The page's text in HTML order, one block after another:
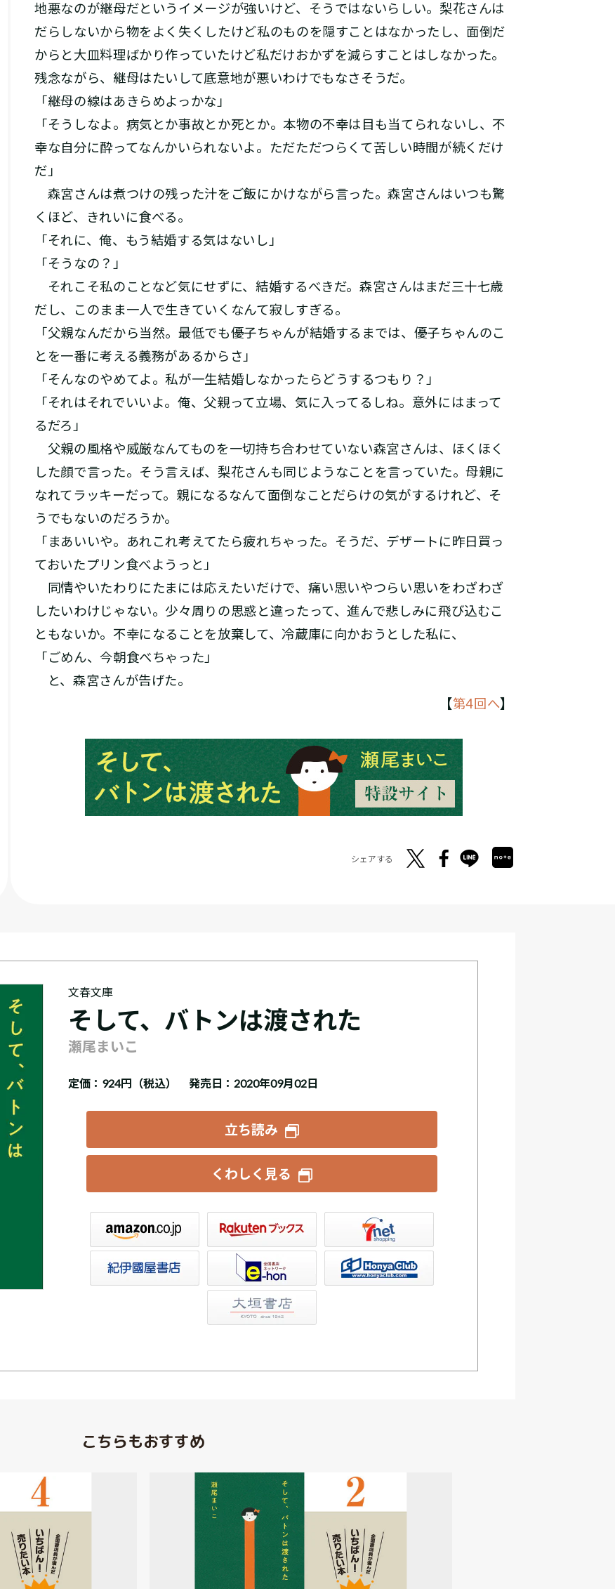
地悪なのが継母だというイメージが強いけど、そうではないらしい。梨花さんは
だらしないから物をよく失くしたけど私のものを隠すことはなかったし、面倒だ
からと大皿料理ばかり作っていたけど私だけおかずを減らすことはしなかった。
残念ながら、継母はたいして底意地が悪いわけでもなさそうだ。
「継母の線はあきらめよっかな」
「そうしなよ。病気とか事故とか死とか。本物の不幸は目も当てられないし、不
幸な自分に酔ってなんかいられないよ。ただただつらくて苦しい時間が続くだけ
だ」
森宮さんは煮つけの残った汁をご飯にかけながら言った。森宮さんはいつも驚
くほど、きれいに食べる。
「それに、俺、もう結婚する気はないし」
「そうなの？」
それこそ私のことなど気にせずに、結婚するべきだ。森宮さんはまだ三十七歳
だし、このまま一人で生きていくなんて寂しすぎる。
「父親なんだから当然。最低でも優子ちゃんが結婚するまでは、優子ちゃんのこ
とを一番に考える義務があるからさ」
「そんなのやめてよ。私が一生結婚しなかったらどうするつもり？」
「それはそれでいいよ。俺、父親って立場、気に入ってるしね。意外にはまって
るだろ」
父親の風格や威厳なんてものを一切持ち合わせていない森宮さんは、ほくほく
した顔で言った。そう言えば、梨花さんも同じようなことを言っていた。母親に
なれてラッキーだって。親になるなんて面倒なことだらけの気がするけれど、そ
うでもないのだろうか。
「まあいいや。あれこれ考えてたら疲れちゃった。そうだ、デザートに昨日買っ
ておいたプリン食べようっと」
同情やいたわりにたまには応えたいだけで、痛い思いやつらい思いをわざわざ
したいわけじゃない。少々周りの思惑と違ったって、進んで悲しみに飛び込むこ
ともないか。不幸になることを放棄して、冷蔵庫に向かおうとした私に、
「ごめん、今朝食べちゃった」
と、森宮さんが告げた。
【第4回へ】
シェアする
文春文庫
そして、バトンは渡された
瀬尾まいこ
定価： 924円（税込） 発売日：2020年09月02日
立ち読み
くわしく見る
セブンネット
HonyaClub
こちらもおすすめ